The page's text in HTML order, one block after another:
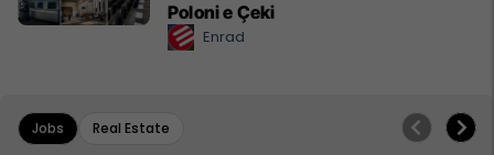
Poloni e Çeki
Enrad
Jobs Real Estate